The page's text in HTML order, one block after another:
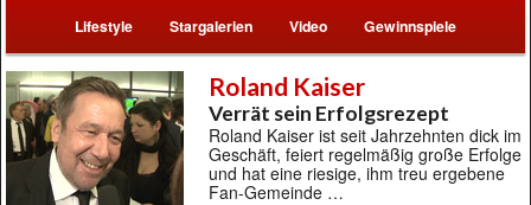
Lifestyle Stargalerien Video Gewinnspiele
Roland Kaiser
Verrät sein Erfolgsrezept
Roland Kaiser ist seit Jahrzehnten dick im
Geschäft, feiert regelmäßig große Erfolge
und hat eine riesige, ihm treu ergebene
Fan-Gemeinde …